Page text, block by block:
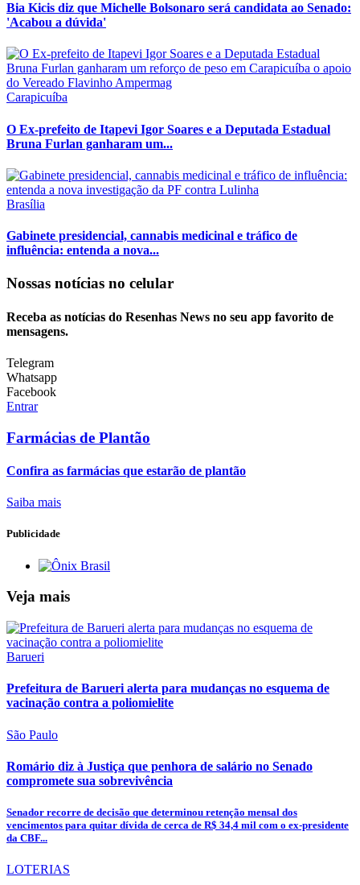
Bia Kicis diz que Michelle Bolsonaro será candidata ao Senado:
'Acabou a dúvida'
Carapicuíba
O Ex-prefeito de Itapevi Igor Soares e a Deputada Estadual
Bruna Furlan ganharam um...
Brasília
Gabinete presidencial, cannabis medicinal e tráfico de
influência: entenda a nova...
Nossas notícias no celular
Receba as notícias do Resenhas News no seu app favorito de
mensagens.
Telegram
Whatsapp
Facebook
Entrar
Farmácias de Plantão
Confira as farmácias que estarão de plantão
Saiba mais
Publicidade
Veja mais
Barueri
Prefeitura de Barueri alerta para mudanças no esquema de
vacinação contra a poliomielite
São Paulo
Romário diz à Justiça que penhora de salário no Senado
compromete sua sobrevivência
Senador recorre de decisão que determinou retenção mensal dos
vencimentos para quitar dívida de cerca de R$ 34,4 mil com o ex-presidente
da CBF...
LOTERIAS